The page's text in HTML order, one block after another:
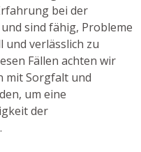
bei der
sind fähig, Probleme
und verlässlich zu
Fällen achten wir
mit Sorgfalt und
um eine
der